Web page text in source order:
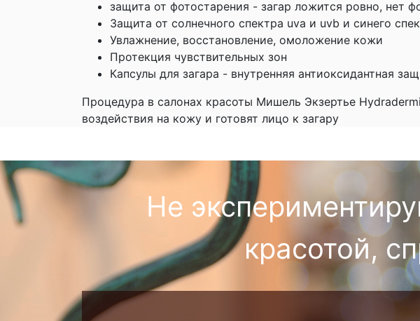
защита от фотостарения - загар ложится ровно, нет
Защита от солнечного спектра uva и uvb и синего
Увлажнение, восстановление, омоложение кожи
Протекция чувствительных зон
Капсулы для загара - внутренняя антиоксидантная
Процедура в салонах красоты Мишель Экзертье
воздействия на кожу и готовят лицо к загару
Не
красотой,